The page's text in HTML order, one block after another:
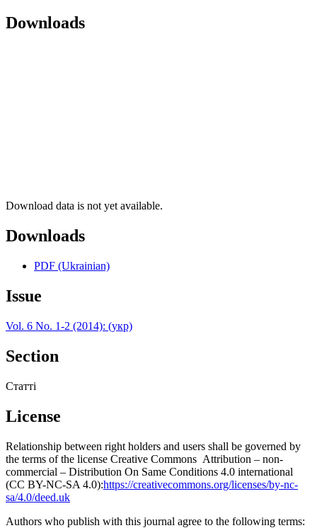
Downloads
Download data is not yet available.
Downloads
PDF (Ukrainian)
Issue
Vol. 6 No. 1-2 (2014): (укр)
Section
Статті
License
Relationship between right holders and users shall be governed by
the terms of the license Creative Commons Attribution – non-
commercial – Distribution On Same Conditions 4.0 international
(CC BY-NC-SA 4.0):https://creativecommons.org/licenses/by-nc-
sa/4.0/deed.uk
Authors who publish with this journal agree to the following terms: